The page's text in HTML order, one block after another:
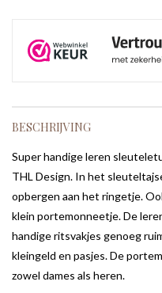
BESCHRIJVING
Super handige leren
THL Design. In het
opbergen aan het ringetje.
klein portemonneetje. De
handige ritsvakjes genoeg
kleingeld en pasjes. De
zowel dames als heren.